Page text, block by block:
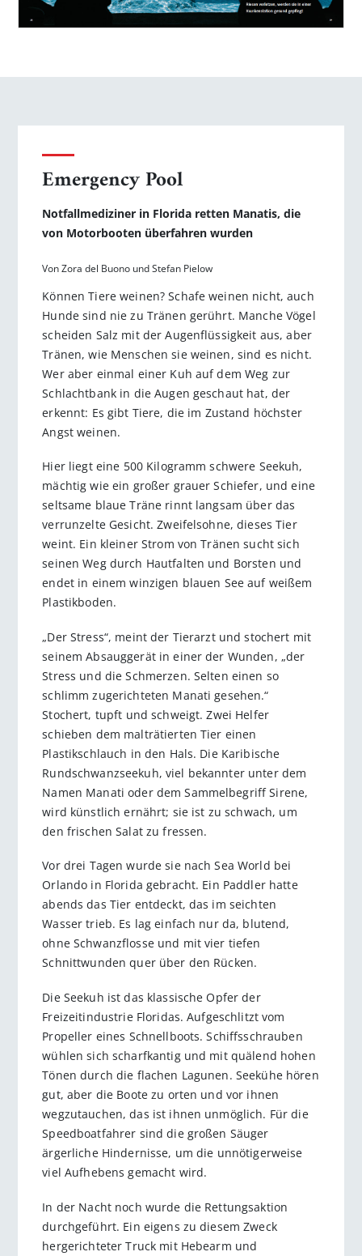
Emergency Pool
Notfallmediziner in Florida retten Manatis, die
von Motorbooten überfahren wurden
Von Zora del Buono und Stefan Pielow
Können Tiere weinen? Schafe weinen nicht, auch
Hunde sind nie zu Tränen gerührt. Manche Vögel
scheiden Salz mit der Augenflüssigkeit aus, aber
Tränen, wie Menschen sie weinen, sind es nicht.
Wer aber einmal einer Kuh auf dem Weg zur
Schlachtbank in die Augen geschaut hat, der
erkennt: Es gibt Tiere, die im Zustand höchster
Angst weinen.
Hier liegt eine 500 Kilogramm schwere Seekuh,
mächtig wie ein großer grauer Schiefer, und eine
seltsame blaue Träne rinnt langsam über das
verrunzelte Gesicht. Zweifelsohne, dieses Tier
weint. Ein kleiner Strom von Tränen sucht sich
seinen Weg durch Hautfalten und Borsten und
endet in einem winzigen blauen See auf weißem
Plastikboden.
„Der Stress“, meint der Tierarzt und stochert mit
seinem Absauggerät in einer der Wunden, „der
Stress und die Schmerzen. Selten einen so
schlimm zugerichteten Manati gesehen.“
Stochert, tupft und schweigt. Zwei Helfer
schieben dem malträtierten Tier einen
Plastikschlauch in den Hals. Die Karibische
Rundschwanzseekuh, viel bekannter unter dem
Namen Manati oder dem Sammelbegriff Sirene,
wird künstlich ernährt; sie ist zu schwach, um
den frischen Salat zu fressen.
Vor drei Tagen wurde sie nach Sea World bei
Orlando in Florida gebracht. Ein Paddler hatte
abends das Tier entdeckt, das im seichten
Wasser trieb. Es lag einfach nur da, blutend,
ohne Schwanzflosse und mit vier tiefen
Schnittwunden quer über den Rücken.
Die Seekuh ist das klassische Opfer der
Freizeitindustrie Floridas. Aufgeschlitzt vom
Propeller eines Schnellboots. Schiffsschrauben
wühlen sich scharfkantig und mit quälend hohen
Tönen durch die flachen Lagunen. Seekühe hören
gut, aber die Boote zu orten und vor ihnen
wegzutauchen, das ist ihnen unmöglich. Für die
Speedboatfahrer sind die großen Säuger
ärgerliche Hindernisse, um die unnötigerweise
viel Aufhebens gemacht wird.
In der Nacht noch wurde die Rettungsaktion
durchgeführt. Ein eigens zu diesem Zweck
hergerichteter Truck mit Hebearm und